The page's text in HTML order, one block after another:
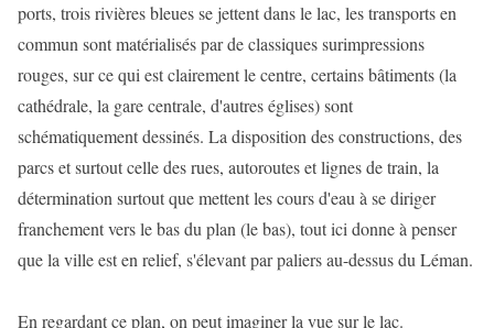
ports, trois rivières bleues se jettent dans le lac, les transports en
commun sont matérialisés par de classiques surimpressions
rouges, sur ce qui est clairement le centre, certains bâtiments (la
cathédrale, la gare centrale, d'autres églises) sont
schématiquement dessinés. La disposition des constructions, des
parcs et surtout celle des rues, autoroutes et lignes de train, la
détermination surtout que mettent les cours d'eau à se diriger
franchement vers le bas du plan (le bas), tout ici donne à penser
que la ville est en relief, s'élevant par paliers au-dessus du Léman.
En regardant ce plan, on peut imaginer la vue sur le lac.